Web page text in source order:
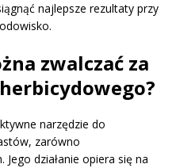
najlepsze rezultaty przy
zwalczać za
narzędzie do
zarówno
działanie opiera się na